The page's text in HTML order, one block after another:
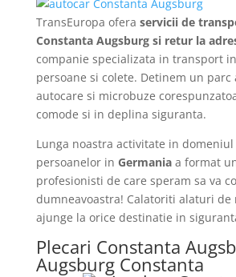
TransEuropa ofera servicii de
Constanta Augsburg si retur la
companie specializata in transport
persoane si colete. Detinem un
autocare si microbuze
comode si in deplina siguranta.
Lunga noastra activitate in
persoanelor in Germaniaa format
profesionisti de care speram sa va
dumneavoastra! Calatoriti alaturi de
ajunge la orice destinatie in
Plecari Constanta
Augsburg Constanta